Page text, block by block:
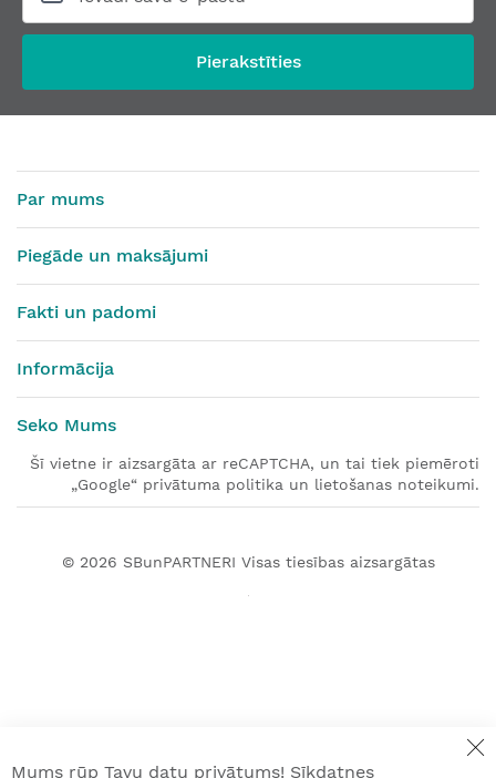
Pierakstīties
Par mums
Piegāde un maksājumi
Fakti un padomi
Informācija
Seko Mums
Šī vietne ir aizsargāta ar reCAPTCHA, un tai tiek piemēroti
„Google“ privātuma politika un lietošanas noteikumi.
© 2026 SBunPARTNERI Visas tiesības aizsargātas
Mums rūp Tavu datu privātums! Sīkdatnes